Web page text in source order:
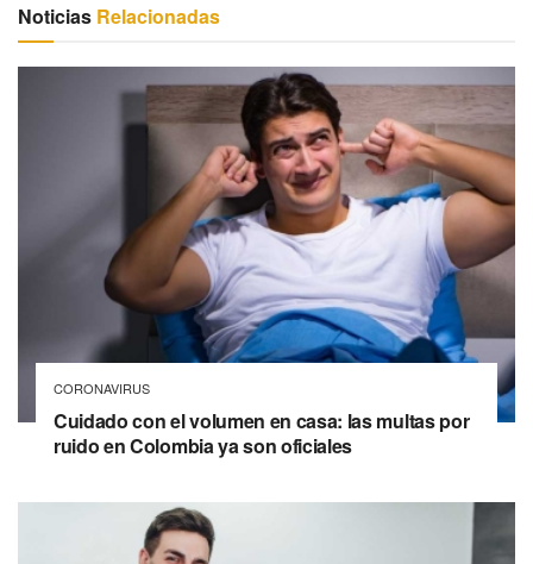
Noticias Relacionadas
CORONAVIRUS
Cuidado con el volumen en casa: las multas por
ruido en Colombia ya son oficiales